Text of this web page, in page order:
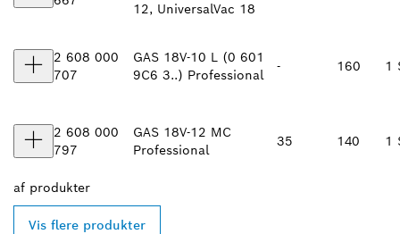
12, UniversalVac 18
2 608 000
707
GAS 18V-10 L (0 601
9C6 3..) Professional
- 160 1
2 608 000
797
GAS 18V-12 MC
Professional
35 140 1
af produkter
Vis flere produkter